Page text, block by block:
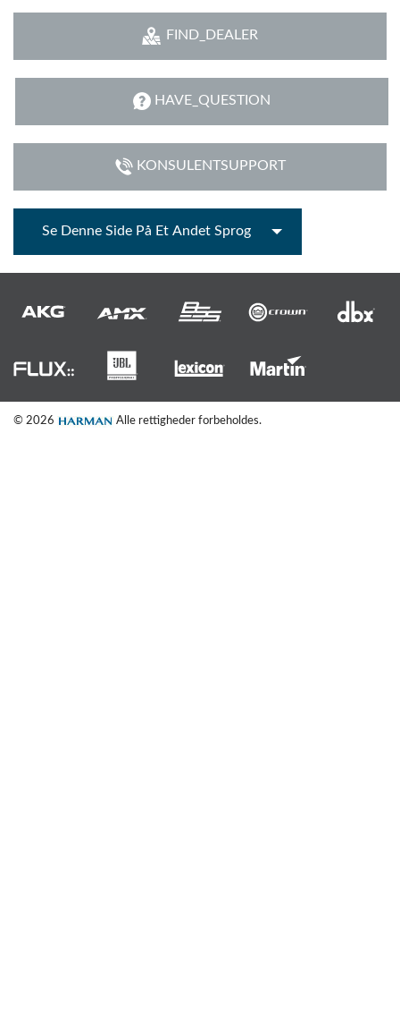
FIND_DEALER
HAVE_QUESTION
KONSULENTSUPPORT
Se Denne Side På Et Andet Sprog
© 2026 Alle rettigheder forbeholdes.